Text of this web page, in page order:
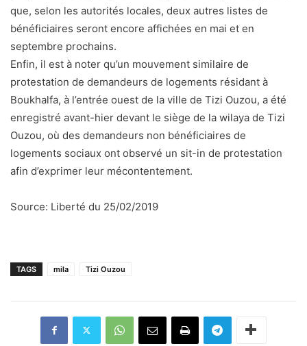
que, selon les autorités locales, deux autres listes de
bénéficiaires seront encore affichées en mai et en
septembre prochains.
Enfin, il est à noter qu’un mouvement similaire de
protestation de demandeurs de logements résidant à
Boukhalfa, à l’entrée ouest de la ville de Tizi Ouzou, a été
enregistré avant-hier devant le siège de la wilaya de Tizi
Ouzou, où des demandeurs non bénéficiaires de
logements sociaux ont observé un sit-in de protestation
afin d’exprimer leur mécontentement.
Source: Liberté du 25/02/2019
TAGS mila Tizi Ouzou